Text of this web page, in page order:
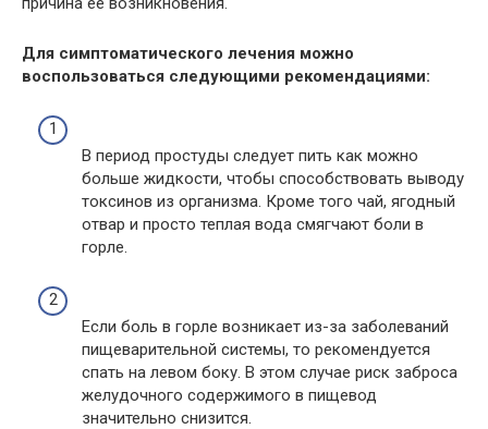
Для симптоматического лечения можно
воспользоваться следующими рекомендациями:
В период простуды следует пить как можно
больше жидкости, чтобы способствовать выводу
токсинов из организма. Кроме того чай, ягодный
отвар и просто теплая вода смягчают боли в
горле.
Если боль в горле возникает из-за заболеваний
пищеварительной системы, то рекомендуется
спать на левом боку. В этом случае риск заброса
желудочного содержимого в пищевод
значительно снизится.